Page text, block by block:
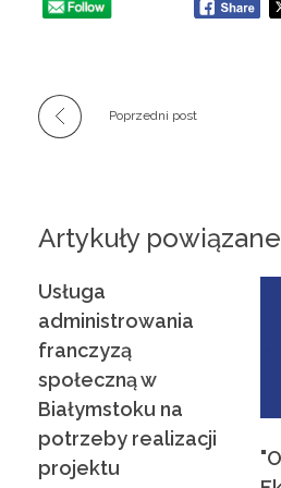
e
a
t
n
e
r
Poprzedni post
Artykuły powiązane
Usługa
administrowania
franczyzą
społeczną w
Białymstoku na
potrzeby realizacji
projektu